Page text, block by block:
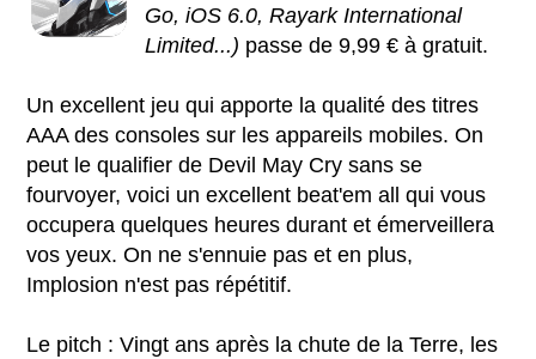
Go, iOS 6.0, Rayark International
Limited...) passe de 9,99 € à gratuit.
Un excellent jeu qui apporte la qualité des titres
AAA des consoles sur les appareils mobiles. On
peut le qualifier de Devil May Cry sans se
fourvoyer, voici un excellent beat'em all qui vous
occupera quelques heures durant et émerveillera
vos yeux. On ne s'ennuie pas et en plus,
Implosion n'est pas répétitif.
Le pitch : Vingt ans après la chute de la Terre, les